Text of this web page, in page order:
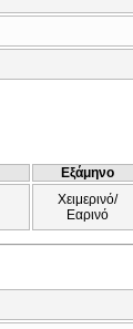
Εξάμηνο
Χειμερινό/
Εαρινό